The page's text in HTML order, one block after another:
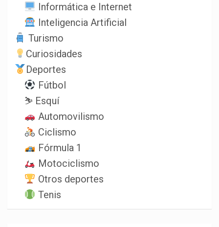
Informática e Internet
Inteligencia Artificial
Turismo
Curiosidades
Deportes
Fútbol
⛷️ Esquí
Automovilismo
Ciclismo
Fórmula 1
Motociclismo
Otros deportes
Tenis